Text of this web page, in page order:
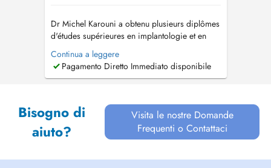
Dr Michel Karouni a obtenu plusieurs diplômes
d'études supérieures en implantologie et en
prothèse fixée à l'université Paris 7 après avoir
obtenu sa licence en chirurgie dentaire. Il
apporte son expertise dans la plupart des
Continua a leggere
Pagamento Diretto Immediato disponibile
Bisogno di
aiuto?
Visita le nostre Domande
Frequenti o Contattaci